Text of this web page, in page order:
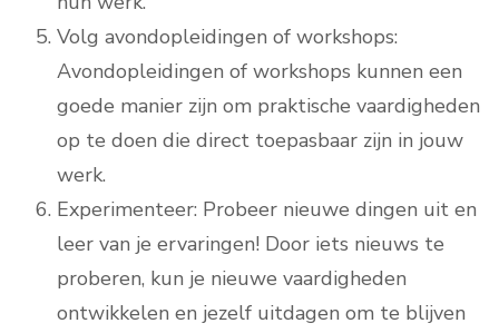
Volg avondopleidingen of workshops:
Avondopleidingen of workshops kunnen een
goede manier zijn om praktische vaardigheden
op te doen die direct toepasbaar zijn in jouw
werk.
Experimenteer: Probeer nieuwe dingen uit en
leer van je ervaringen! Door iets nieuws te
proberen, kun je nieuwe vaardigheden
ontwikkelen en jezelf uitdagen om te blijven